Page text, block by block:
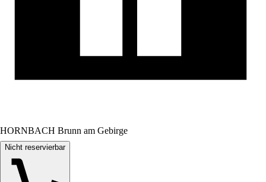
HORNBACH Brunn am Gebirge
Nicht reservierbar